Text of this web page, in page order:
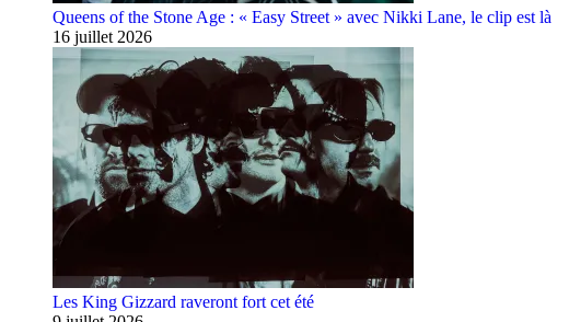
Queens of the Stone Age : « Easy Street » avec Nikki Lane, le clip est là
16 juillet 2026
Les King Gizzard raveront fort cet été